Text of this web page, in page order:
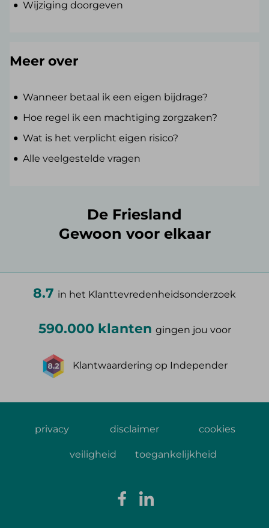
Wijziging doorgeven
Meer over
Wanneer betaal ik een eigen bijdrage?
Hoe regel ik een machtiging zorgzaken?
Wat is het verplicht eigen risico?
Alle veelgestelde vragen
De Friesland
Gewoon voor elkaar
8.7 in het Klanttevredenheidsonderzoek
590.000 klanten gingen jou voor
Klantwaardering op Independer
privacy disclaimer cookies
veiligheid toegankelijkheid